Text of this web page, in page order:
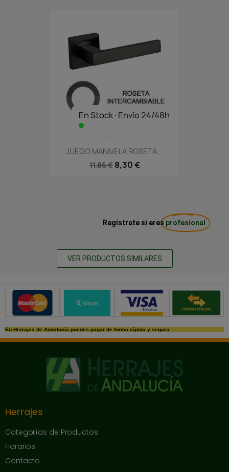
En Stock·Envío 24/48h
JUEGO MANIVELA ROSETA...
11,86 € 8,30 €
Regístrate si eres profesional
VER PRODUCTOS SIMILARES
Métodos de pago seguros
En Herrajes de Andalucía puedes pagar de forma rápida y segura
Herrajes
Categorías de Productos
Horarios
Contacto